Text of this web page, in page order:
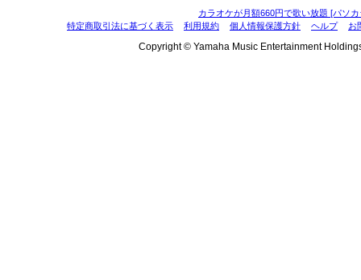
カラオケが月額660円で歌い放題 [パソ
特定商取引法に基づく表示
利用規約 個人情報保護方針 ヘルプ お
Copyright © Yamaha Music Entertainment